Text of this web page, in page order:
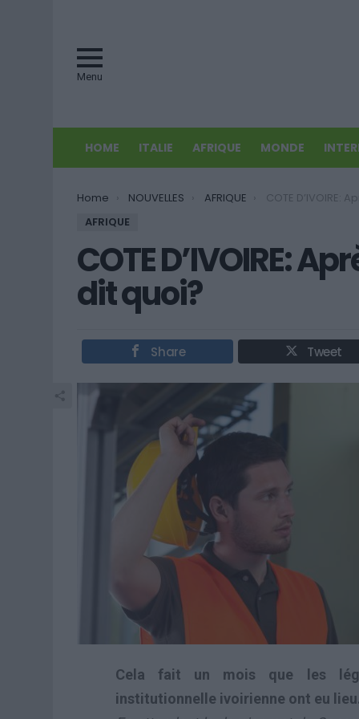
Menu
HOME ITALIE AFRIQUE MONDE
You are here:
Home NOUVELLES AFRIQUE
COTE D’IVOIRE: Après
AFRIQUE
COTE D’IVOIRE:
dit quoi?
Share Tweet
Cela fait un mois que les
institutionnelle ivoirienne ont eu lieu.